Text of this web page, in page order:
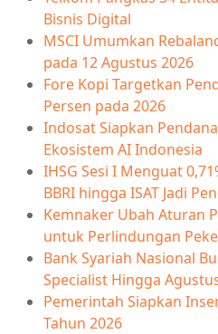
Bisnis Digital
MSCI Umumkan
pada 12 Agustus 2026
Fore Kopi Targetkan
Persen pada 2026
Indosat Siapkan
Ekosistem AI Indonesia
IHSG Sesi I Menguat
BBRI hingga ISAT Jadi
Kemnaker Ubah Aturan
untuk Perlindungan
Bank Syariah Nasional
Specialist Hingga
Pemerintah Siapkan
Tahun 2026